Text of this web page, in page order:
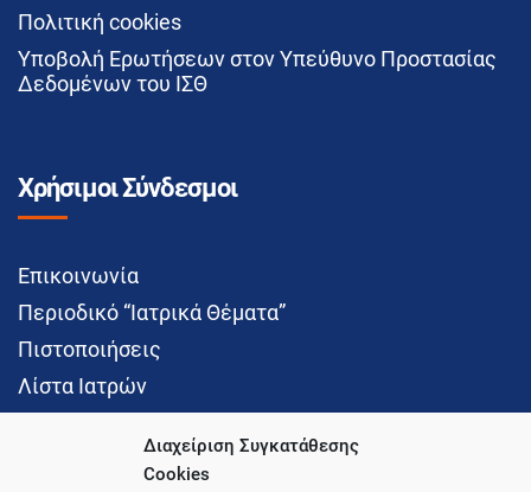
Διαχείριση Συγκατάθεσης
Cookies
Πολιτική cookies
Υποβολή Ερωτήσεων στον Υπεύθυνο Προστασίας
Δεδομένων του ΙΣΘ
Χρήσιμοι Σύνδεσμοι
Επικοινωνία
Περιοδικό “Ιατρικά Θέματα”
Πιστοποιήσεις
Λίστα Ιατρών